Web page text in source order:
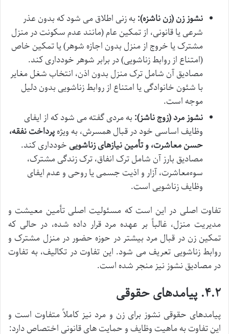
نشوز زن (زن ناشزه): به زنی اطلاق می شود که بدون عذر
شرعی یا قانونی، از تمکین عام (مانند عدم سکونت در منزل
مشترک یا خروج از منزل بدون اجازه شوهر) یا تمکین خاص
(امتناع از روابط زناشویی) در برابر شوهر خودداری کند.
مصادیق آن شامل ترک منزل بدون اذن، انتخاب شغل مغایر
با شئون خانوادگی یا امتناع از روابط زناشویی بدون دلیل
موجه است.
نشوز مرد (زوج ناشز): به مردی گفته می شود که از ایفای
وظایف اساسی خود در قبال همسرش، به ویژهپرداخت نفقه،
حسن معاشرت، و تأمین نیازهای زناشویی خودداری کند.
مصادیق بارز آن شامل ترک انفاق، ترک زندگی مشترک،
سوءمعاشرت، آزار و اذیت جسمی یا روحی و عدم ایفای
وظایف زناشویی است.
تفاوت اصلی در این است که مسئولیت اصلی تأمین معیشت و
مدیریت منزل، غالباً بر عهده مرد قرار داده شده، در حالی که
تمکین زن در قبال مرد بیشتر در حوزه حضور در منزل مشترک و
روابط زناشویی تعریف می شود. این تفاوت در تکالیف، به تفاوت
در مصادیق نشوز نیز منجر شده است.
۴.۲. پیامدهای حقوقی
پیامدهای حقوقی نشوز برای زن و مرد نیز کاملاً متفاوت است و
این تفاوت به ماهیت وظایف و حمایت های قانونی اختصاص دارد: